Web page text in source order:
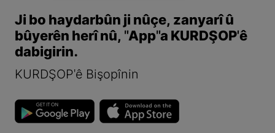
Ji bo haydarbûn ji nûçe, zanyarî û
bûyerên herî nû, "App"a KURDŞOP'ê
dabigirin.
KURDŞOP'ê Bişopînin